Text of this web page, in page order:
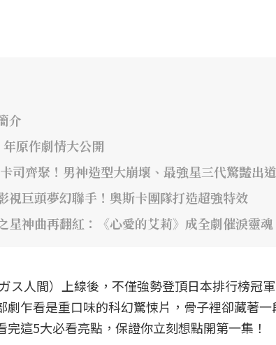
介
年原作劇情大公開
司齊聚！男神造型大崩壞、最強星三代驚豔出道
視巨頭夢幻聯手！奧斯卡團隊打造超強特效
星神曲再翻紅：《心愛的艾莉》成全劇催淚靈魂
ス人間）上線後，不僅強勢登頂日本排行榜冠
乍看是重口味的科幻驚悚片，骨子裡卻藏著
這5大必看亮點，保證你立刻想點開第一集！